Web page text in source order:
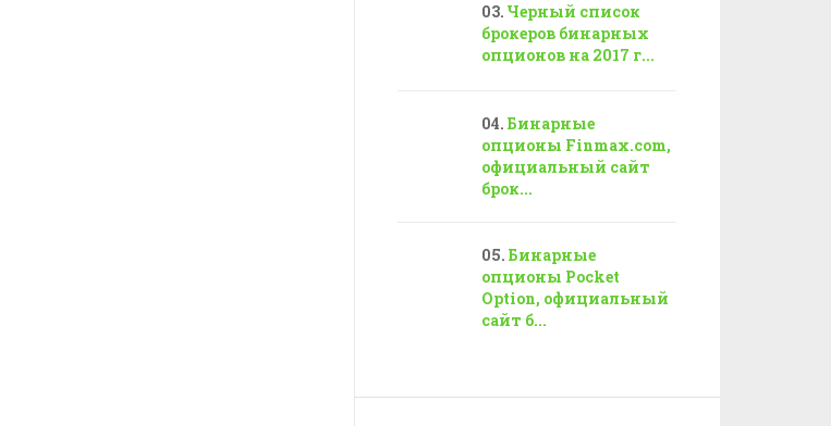
Черный список
брокеров бинарных
опционов на 2017 г...
Бинарные
опционы Finmax.com,
официальный сайт
брок...
Бинарные
опционы Pocket
Option, официальный
сайт б...